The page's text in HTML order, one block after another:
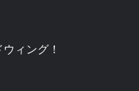
ィング！